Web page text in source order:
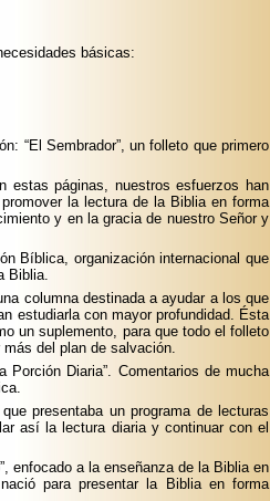
básicas:
“El Sembrador”, un folleto que primero
estas páginas, nuestros esfuerzos han
la lectura de la Biblia en forma
y en la gracia de nuestro Señor y
Bíblica, organización internacional que
Biblia.
columna destinada a ayudar a los que
estudiarla con mayor profundidad. Ésta
un suplemento, para que todo el folleto
del plan de salvación.
Porción Diaria”. Comentarios de mucha
presentaba un programa de lecturas
así la lectura diaria y continuar con el
enfocado a la enseñanza de la Biblia en
para presentar la Biblia en forma